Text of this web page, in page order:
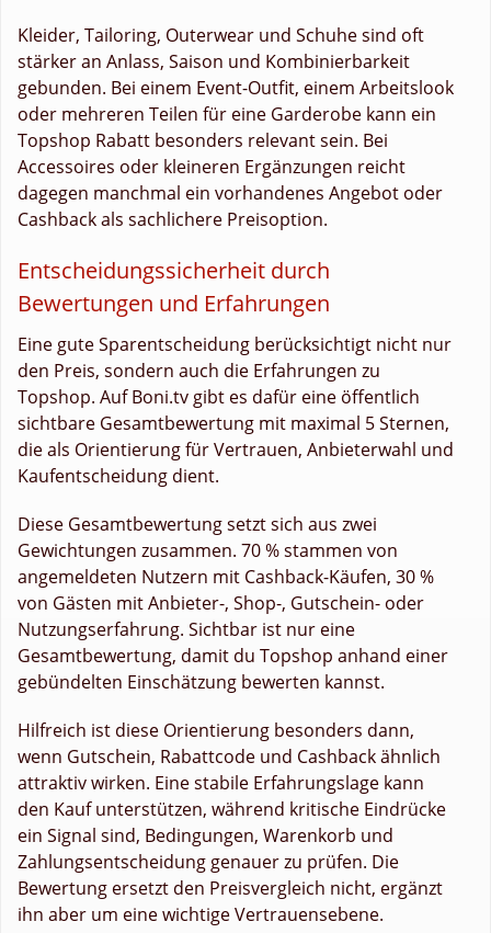
Kleider, Tailoring, Outerwear und Schuhe sind oft
stärker an Anlass, Saison und Kombinierbarkeit
gebunden. Bei einem Event-Outfit, einem Arbeitslook
oder mehreren Teilen für eine Garderobe kann ein
Topshop Rabatt besonders relevant sein. Bei
Accessoires oder kleineren Ergänzungen reicht
dagegen manchmal ein vorhandenes Angebot oder
Cashback als sachlichere Preisoption.
Entscheidungssicherheit durch
Bewertungen und Erfahrungen
Eine gute Sparentscheidung berücksichtigt nicht nur
den Preis, sondern auch die Erfahrungen zu
Topshop. Auf Boni.tv gibt es dafür eine öffentlich
sichtbare Gesamtbewertung mit maximal 5 Sternen,
die als Orientierung für Vertrauen, Anbieterwahl und
Kaufentscheidung dient.
Diese Gesamtbewertung setzt sich aus zwei
Gewichtungen zusammen. 70 % stammen von
angemeldeten Nutzern mit Cashback-Käufen, 30 %
von Gästen mit Anbieter-, Shop-, Gutschein- oder
Nutzungserfahrung. Sichtbar ist nur eine
Gesamtbewertung, damit du Topshop anhand einer
gebündelten Einschätzung bewerten kannst.
Hilfreich ist diese Orientierung besonders dann,
wenn Gutschein, Rabattcode und Cashback ähnlich
attraktiv wirken. Eine stabile Erfahrungslage kann
den Kauf unterstützen, während kritische Eindrücke
ein Signal sind, Bedingungen, Warenkorb und
Zahlungsentscheidung genauer zu prüfen. Die
Bewertung ersetzt den Preisvergleich nicht, ergänzt
ihn aber um eine wichtige Vertrauensebene.